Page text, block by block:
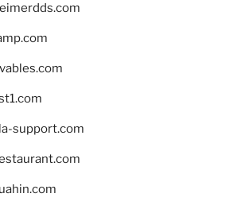
support.com